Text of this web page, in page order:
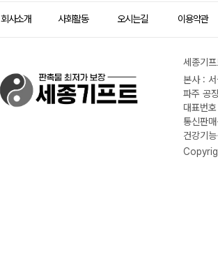
회사소개 사회활동 오시는길 이용약관
세종기
본사 :
파주 공
대표번
통신판
건강기